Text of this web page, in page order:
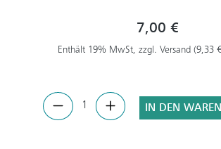
7,00 €
Enthält 19% MwSt, zzgl. Versand (9,33
IN DEN